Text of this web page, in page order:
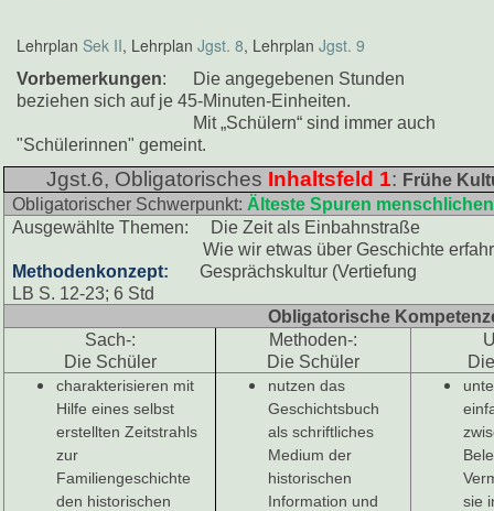
Lehrplan Sek II, Lehrplan Jgst. 8, Lehrplan Jgst. 9
Vorbemerkungen: Die angegebenen Stunden
beziehen sich auf je 45-Minuten-Einheiten.
Mit „Schülern“ sind immer auch
"Schülerinnen" gemeint.
Jgst.6, Obligatorisches Inhaltsfeld 1: Frühe
Obligatorischer Schwerpunkt: Älteste Spuren
Ausgewählte Themen: Die Zeit als Einbahnstraße
Wie wir etwas über Geschichte
Methodenkonzept: Gesprächskultur (Vertiefung
LB S. 12-23; 6 Std
Obligatorische
Sach-:
Die Schüler
Methoden-:
Die Schüler
charakterisieren mit
Hilfe eines selbst
erstellten Zeitstrahls
zur
Familiengeschichte
den historischen
nutzen das
Geschichtsbuch
als schriftliches
Medium der
historischen
Information und
sie